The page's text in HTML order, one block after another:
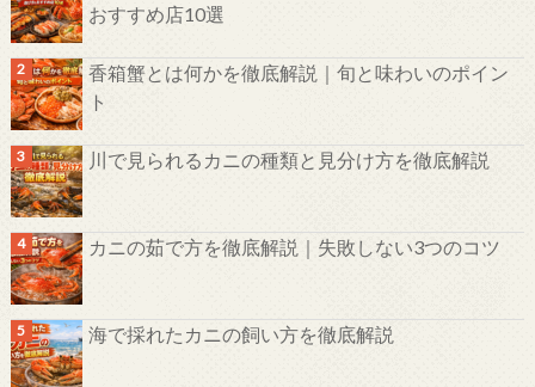
おすすめ店10選
香箱蟹とは何かを徹底解説｜旬と味わいのポイン
ト
川で見られるカニの種類と見分け方を徹底解説
カニの茹で方を徹底解説｜失敗しない3つのコツ
海で採れたカニの飼い方を徹底解説